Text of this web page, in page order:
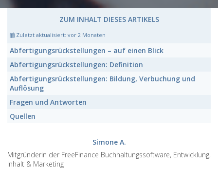
ZUM INHALT DIESES ARTIKELS
Zuletzt aktualisiert: vor 2 Monaten
Abfertigungsrückstellungen – auf einen Blick
Abfertigungsrückstellungen: Definition
Abfertigungsrückstellungen: Bildung, Verbuchung und
Auflösung
Fragen und Antworten
Quellen
Simone A.
Mitgründerin der FreeFinance Buchhaltungssoftware, Entwicklung,
Inhalt & Marketing